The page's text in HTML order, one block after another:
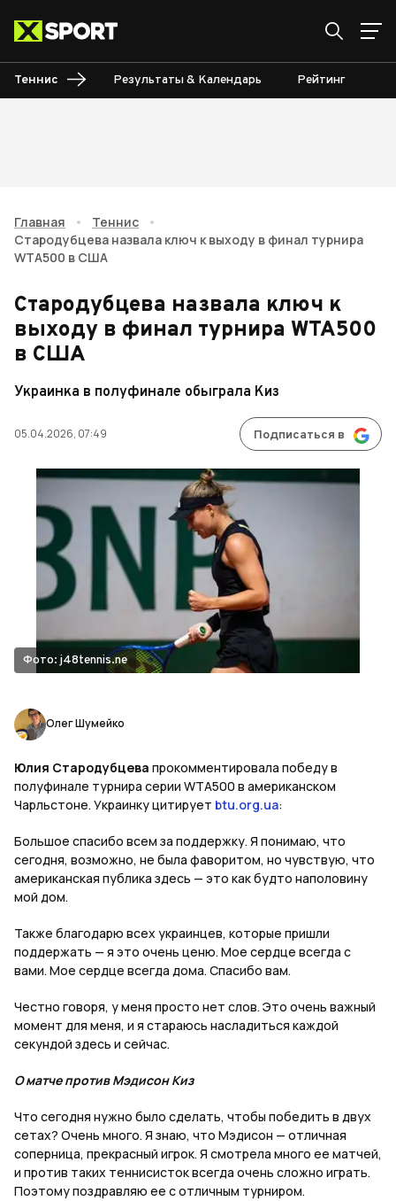
Теннис Результаты & Календарь Рейтинг
Главная • Теннис
•
Стародубцева назвала ключ к выходу в финал турнира
WTA500 в США
Стародубцева назвала ключ к
выходу в финал турнира WTA500
в США
Украинка в полуфинале обыграла Киз
05.04.2026, 07:49 Подписаться в
Фото: j48tennis.ne
Олег Шумейко
Юлия Стародубцева прокомментировала победу в
полуфинале турнира серии WTA500 в американском
Чарльстоне. Украинку цитирует btu.org.ua:
Большое спасибо всем за поддержку. Я понимаю, что
сегодня, возможно, не была фаворитом, но чувствую, что
американская публика здесь — это как будто наполовину
мой дом.
Также благодарю всех украинцев, которые пришли
поддержать — я это очень ценю. Мое сердце всегда с
вами. Мое сердце всегда дома. Спасибо вам.
Честно говоря, у меня просто нет слов. Это очень важный
момент для меня, и я стараюсь насладиться каждой
секундой здесь и сейчас.
О матче против Мэдисон Киз
Что сегодня нужно было сделать, чтобы победить в двух
сетах? Очень много. Я знаю, что Мэдисон — отличная
соперница, прекрасный игрок. Я смотрела много ее матчей,
и против таких теннисисток всегда очень сложно играть.
Поэтому поздравляю ее с отличным турниром.